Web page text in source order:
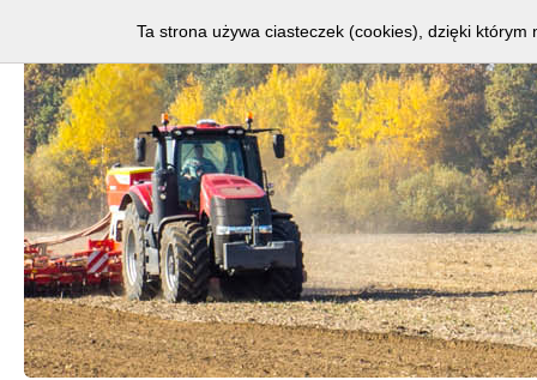
Ta strona używa ciasteczek (cookies), dzięki którym